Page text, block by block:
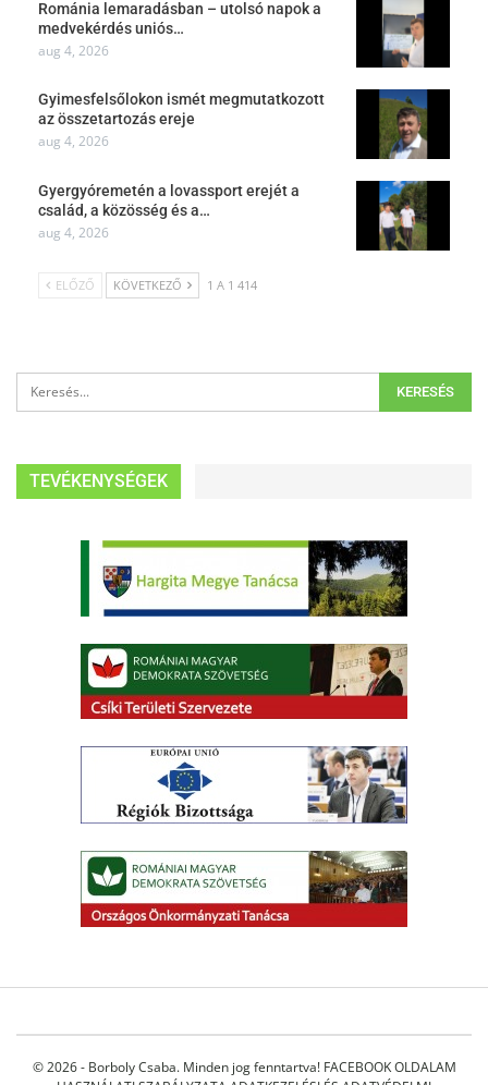
Románia lemaradásban – utolsó napok a
medvekérdés uniós…
aug 4, 2026
Gyimesfelsőlokon ismét megmutatkozott
az összetartozás ereje
aug 4, 2026
Gyergyóremetén a lovassport erejét a
család, a közösség és a…
aug 4, 2026
ELŐZŐ KÖVETKEZŐ 1 A 1 414
TEVÉKENYSÉGEK
© 2026 - Borboly Csaba. Minden jog fenntartva! FACEBOOK OLDALAM